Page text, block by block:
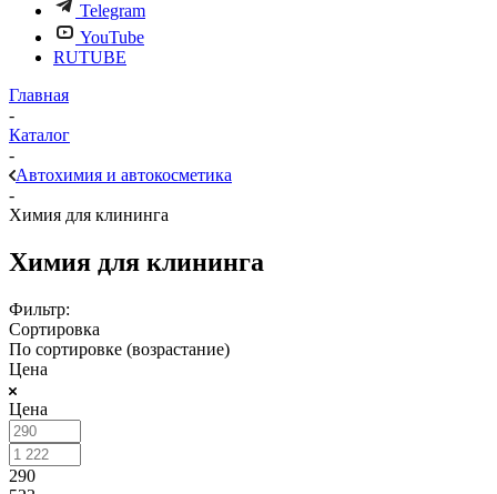
Telegram
YouTube
RUTUBE
Главная
-
Каталог
-
Автохимия и автокосметика
-
Химия для клининга
Химия для клининга
Фильтр:
Сортировка
По сортировке (возрастание)
Цена
Цена
290